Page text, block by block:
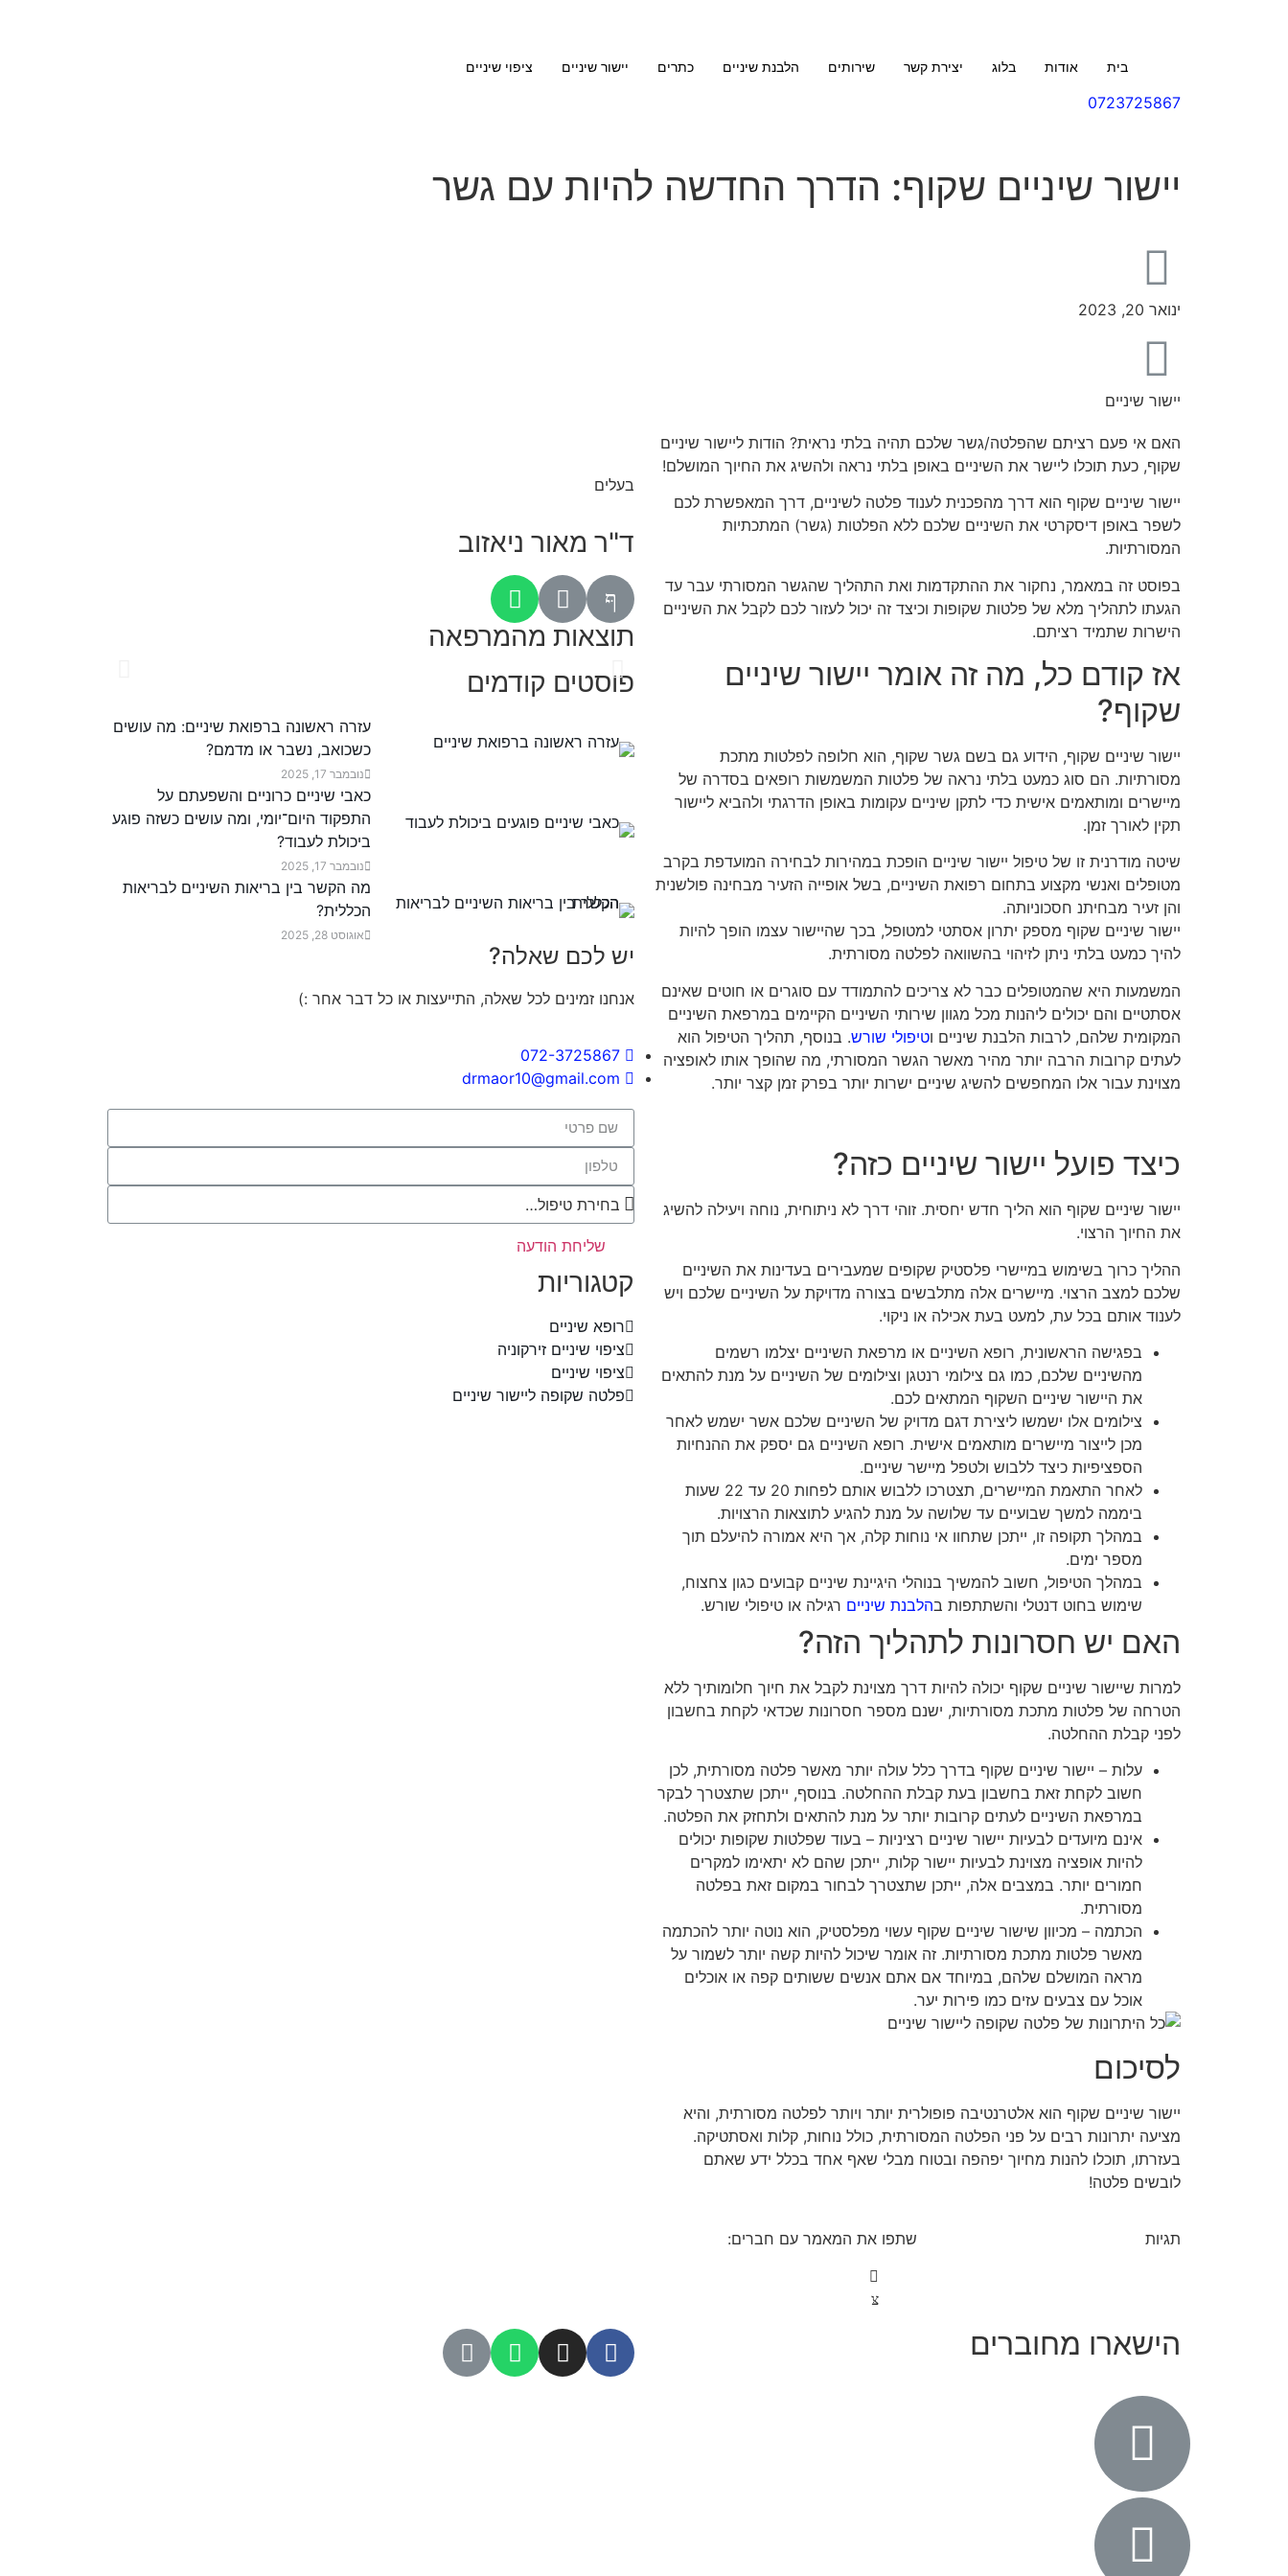
בית אודות בלוג יצירת קשר שירותים הלבנת שיניים כתרים יישור שיניים ציפוי שיניים
0723725867
יישור שיניים שקוף: הדרך החדשה להיות עם גשר
ינואר 20, 2023
יישור שיניים
האם אי פעם רציתם שהפלטה/גשר שלכם תהיה בלתי נראית? הודות ליישור שיניים
שקוף, כעת תוכלו ליישר את השיניים באופן בלתי נראה ולהשיג את החיוך המושלם!
יישור שיניים שקוף הוא דרך מהפכנית לענוד פלטה לשיניים, דרך המאפשרת לכם
לשפר באופן דיסקרטי את השיניים שלכם ללא הפלטות (גשר) המתכתיות
המסורתיות.
בפוסט זה במאמר, נחקור את ההתקדמות ואת התהליך שהגשר המסורתי עבר עד
הגעתו לתהליך מלא של פלטות שקופות וכיצד זה יכול לעזור לכם לקבל את השיניים
הישרות שתמיד רציתם.
אז קודם כל, מה זה אומר יישור שיניים
שקוף?
יישור שיניים שקוף, הידוע גם בשם גשר שקוף, הוא חלופה לפלטות מתכת
מסורתיות. הם סוג כמעט בלתי נראה של פלטות המשמשות רופאים בסדרה של
מיישרים ומותאמים אישית כדי לתקן שיניים עקומות באופן הדרגתי ולהביא ליישור
תקין לאורך זמן.
שיטה מודרנית זו של טיפול יישור שיניים הופכת במהירות לבחירה המועדפת בקרב
מטופלים ואנשי מקצוע בתחום רפואת השיניים, בשל אופייה הזעיר מבחינה פולשנית
והן זעיר מבחיתנ חסכוניותה.
יישור שיניים שקוף מספק יתרון אסתטי למטופל, בכך שהיישור עצמו הופך להיות
להיך כמעט בלתי ניתן לזיהוי בהשוואה לפלטה מסורתית.
המשמעות היא שהמטופלים כבר לא צריכים להתמודד עם סוגרים או חוטים שאינם
אסתטיים והם יכולים ליהנות מכל מגוון שירותי השיניים הקיימים במרפאת השיניים
המקומית שלהם, לרבות הלבנת שיניים וטיפולי שורש. בנוסף, תהליך הטיפול הוא
לעתים קרובות הרבה יותר מהיר מאשר הגשר המסורתי, מה שהופך אותו לאופציה
מצוינת עבור אלו המחפשים להשיג שיניים ישרות יותר בפרק זמן קצר יותר.
כיצד פועל יישור שיניים כזה?
יישור שיניים שקוף הוא הליך חדש יחסית. זוהי דרך לא ניתוחית, נוחה ויעילה להשיג
את החיוך הרצוי.
ההליך כרוך בשימוש במיישרי פלסטיק שקופים שמעבירים בעדינות את השיניים
שלכם למצב הרצוי. מיישרים אלה מתלבשים בצורה מדויקת על השיניים שלכם ויש
לענוד אותם בכל עת, למעט בעת אכילה או ניקוי.
בפגישה הראשונית, רופא השיניים או מרפאת השיניים יצלמו רשמים
מהשיניים שלכם, כמו גם צילומי רנטגן וצילומים של השיניים על מנת להתאים
את היישור שיניים השקוף המתאים לכם.
צילומים אלו ישמשו ליצירת דגם מדויק של השיניים שלכם אשר ישמש לאחר
מכן לייצור מיישרים מותאמים אישית. רופא השיניים גם יספק את ההנחיות
הספציפיות כיצד ללבוש ולטפל מיישר שיניים.
לאחר התאמת המיישרים, תצטרכו ללבוש אותם לפחות 20 עד 22 שעות
ביממה למשך שבועיים עד שלושה על מנת להגיע לתוצאות הרצויות.
במהלך תקופה זו, ייתכן שתחוו אי נוחות קלה, אך היא אמורה להיעלם תוך
מספר ימים.
במהלך הטיפול, חשוב להמשיך בנוהלי היגיינת שיניים קבועים כגון צחצוח,
שימוש בחוט דנטלי והשתתפות בהלבנת שיניים רגילה או טיפולי שורש.
האם יש חסרונות לתהליך הזה?
למרות שיישור שיניים שקוף יכולה להיות דרך מצוינת לקבל את חיוך חלומותיך ללא
הטרחה של פלטות מתכת מסורתיות, ישנם מספר חסרונות שכדאי לקחת בחשבון
לפני קבלת ההחלטה.
עלות – יישור שיניים שקוף בדרך כלל עולה יותר מאשר פלטה מסורתית, לכן
חשוב לקחת זאת בחשבון בעת ​​קבלת ההחלטה. בנוסף, ייתכן שתצטרך לבקר
במרפאת השיניים לעתים קרובות יותר על מנת להתאים ולתחזק את הפלטה.
אינם מיועדים לבעיות יישור שיניים רציניות – בעוד שפלטות שקופות יכולים
להיות אופציה מצוינת לבעיות יישור קלות, ייתכן שהם לא יתאימו למקרים
חמורים יותר. במצבים אלה, ייתכן שתצטרך לבחור במקום זאת בפלטה
מסורתית.
הכתמה – מכיוון שישור שיניים שקוף עשוי מפלסטיק, הוא נוטה יותר להכתמה
מאשר פלטות מתכת מסורתיות. זה אומר שיכול להיות קשה יותר לשמור על
מראה המושלם שלהם, במיוחד אם אתם אנשים ששותים קפה או אוכלים
אוכל עם צבעים עזים כמו פירות יער.
לסיכום
יישור שיניים שקוף הוא אלטרנטיבה פופולרית יותר ויותר לפלטה מסורתית, והיא
מציעה יתרונות רבים על פני הפלטה המסורתית, כולל נוחות, קלות ואסתטיקה.
בעזרתו, תוכלו להנות מחיוך יפהפה ובטוח מבלי שאף אחד בכלל ידע שאתם
לובשים פלטה!
תגיות שתפו את המאמר עם חברים:
בעלים
ד"ר מאור ניאזוב
תוצאות מהמרפאה
פוסטים קודמים
עזרה ראשונה ברפואת שיניים: מה עושים
כשכואב, נשבר או מדמם?
נובמבר 17, 2025
כאבי שיניים כרוניים והשפעתם על
התפקוד היום־יומי, ומה עושים כשזה פוגע
ביכולת לעבוד?
נובמבר 17, 2025
מה הקשר בין בריאות השיניים לבריאות
הכללית?
אוגוסט 28, 2025
יש לכם שאלה?
אנחנו זמינים לכל שאלה, התייעצות או כל דבר אחר :)
072-3725867
drmaor10@gmail.com
שליחת הודעה
קטגוריות
רופא שיניים
ציפוי שיניים זירקוניה
ציפוי שיניים
פלטה שקופה ליישור שיניים
הישארו מחוברים